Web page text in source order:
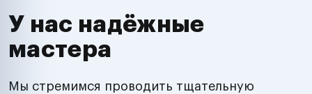
У нас надёжные
мастера
Мы стремимся проводить тщательную